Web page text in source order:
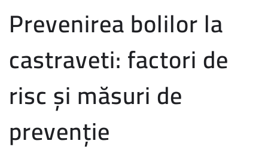
Prevenirea bolilor la
castraveti: factori de
risc și măsuri de
prevenție